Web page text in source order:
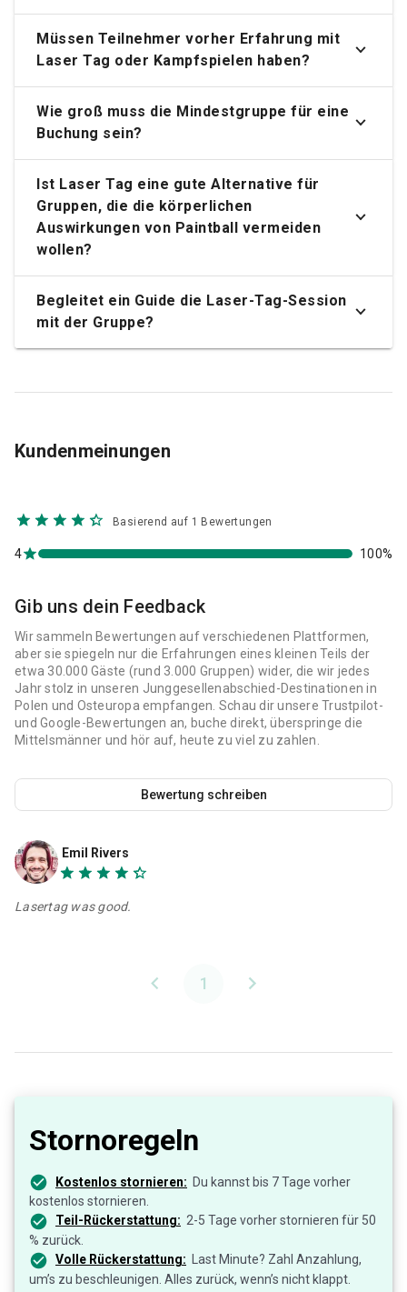
Müssen Teilnehmer vorher Erfahrung mit
Laser Tag oder Kampfspielen haben?
Wie groß muss die Mindestgruppe für eine
Buchung sein?
Ist Laser Tag eine gute Alternative für
Gruppen, die die körperlichen
Auswirkungen von Paintball vermeiden
wollen?
Begleitet ein Guide die Laser-Tag-Session
mit der Gruppe?
Kundenmeinungen
Basierend auf 1 Bewertungen
4 100%
Gib uns dein Feedback
Wir sammeln Bewertungen auf verschiedenen Plattformen,
aber sie spiegeln nur die Erfahrungen eines kleinen Teils der
etwa 30.000 Gäste (rund 3.000 Gruppen) wider, die wir jedes
Jahr stolz in unseren Junggesellenabschied-Destinationen in
Polen und Osteuropa empfangen. Schau dir unsere Trustpilot-
und Google-Bewertungen an, buche direkt, überspringe die
Mittelsmänner und hör auf, heute zu viel zu zahlen.
Bewertung schreiben
Emil Rivers
Lasertag was good.
1
Stornoregeln
Kostenlos stornieren: Du kannst bis 7 Tage vorher
kostenlos stornieren.
Teil-Rückerstattung: 2-5 Tage vorher stornieren für 50
% zurück.
Volle Rückerstattung:
Last Minute? Zahl Anzahlung,
um’s zu beschleunigen. Alles zurück, wenn’s nicht klappt.